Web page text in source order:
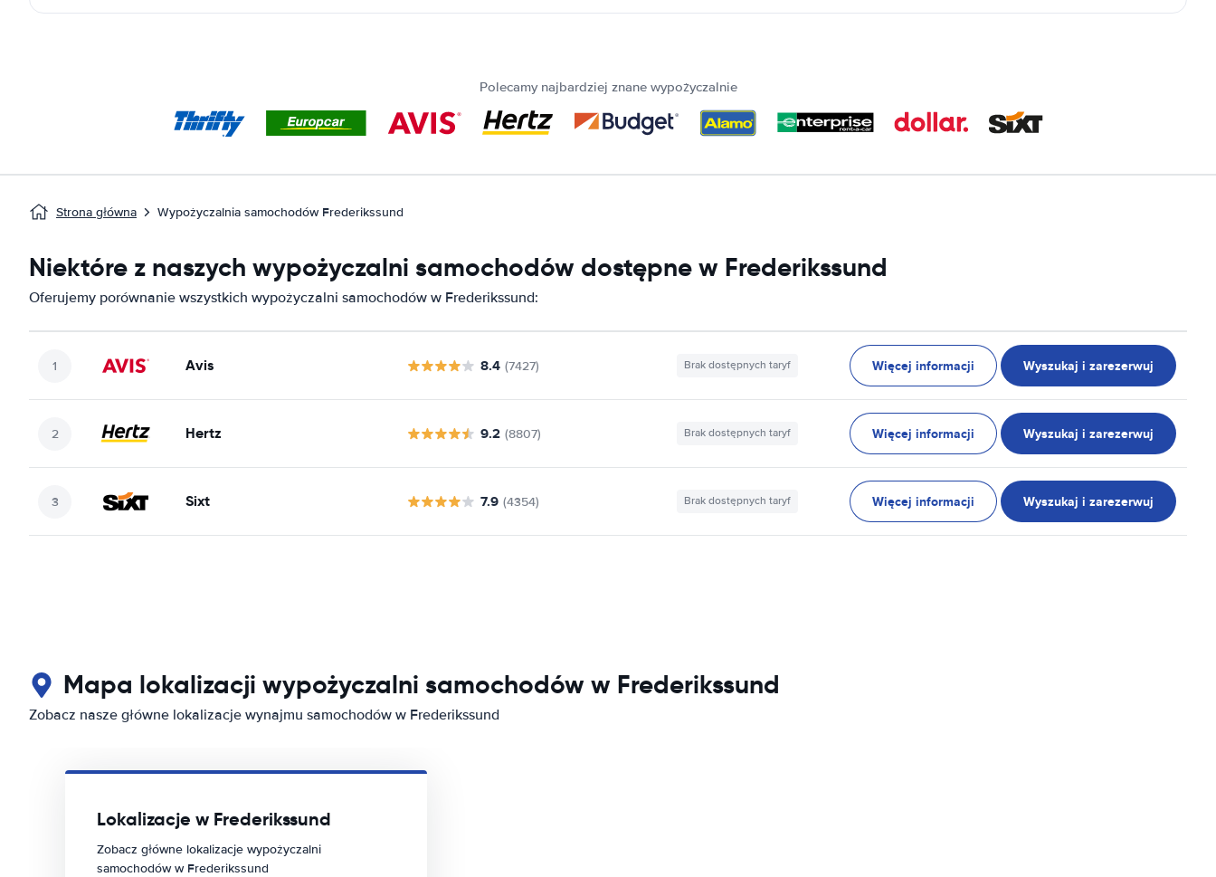
Polecamy najbardziej znane wypożyczalnie
Strona główna Wypożyczalnia samochodów Frederikssund
Niektóre z naszych wypożyczalni samochodów dostępne w Frederikssund
Oferujemy porównanie wszystkich wypożyczalni samochodów w Frederikssund:
Avis 8.4 (7427) Brak dostępnych taryf Więcej informacji Wyszukaj i zarezerwuj
Hertz 9.2 (8807) Brak dostępnych taryf Więcej informacji Wyszukaj i zarezerwuj
Sixt 7.9 (4354) Brak dostępnych taryf Więcej informacji Wyszukaj i zarezerwuj
Mapa lokalizacji wypożyczalni samochodów w Frederikssund
Zobacz nasze główne lokalizacje wynajmu samochodów w Frederikssund
Lokalizacje w Frederikssund
Zobacz główne lokalizacje wypożyczalni
samochodów w Frederikssund